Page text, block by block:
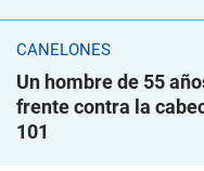
CANELONES
Un hombre de 55
frente contra la
101